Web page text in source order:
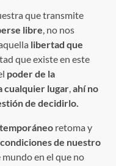
que transmite
libre, no nos
libertad que
que existe en este
poder de la
cualquier lugar,ahí no
de decidirlo.
retoma y
condiciones de nuestro
mundo en el que no